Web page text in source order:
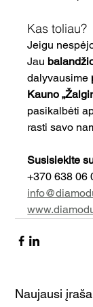
Kas toliau?
Jeigu
Jau
dalyvausime
Kauno
pasikalbėti
rasti savo
Susisiekite
+370 638 06
Naujausi